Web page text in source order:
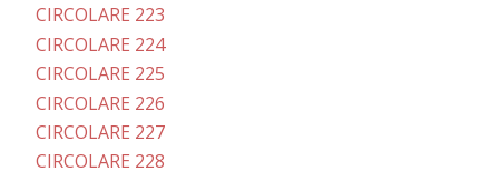
CIRCOLARE 223
CIRCOLARE 224
CIRCOLARE 225
CIRCOLARE 226
CIRCOLARE 227
CIRCOLARE 228